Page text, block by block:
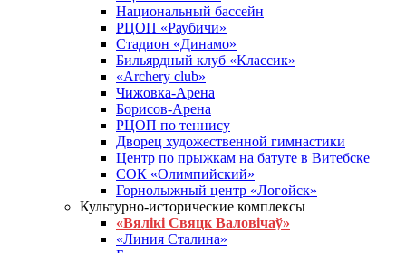
Национальный бассейн
РЦОП «Раубичи»
Стадион «Динамо»
Бильярдный клуб «Классик»
«Archery club»
Чижовка-Арена
Борисов-Арена
РЦОП по теннису
Дворец художественной гимнастики
Центр по прыжкам на батуте в Витебске
СОК «Олимпийский»
Горнолыжный центр «Логойск»
Культурно-исторические комплексы
«Вялікі Свяцк Валовічаў»
«Линия Сталина»